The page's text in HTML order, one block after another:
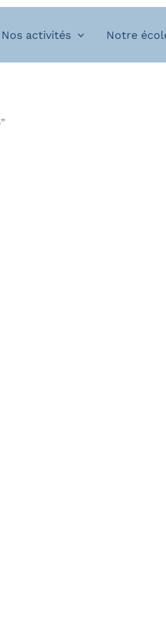
Nos activités Notre